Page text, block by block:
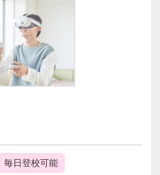
毎日登校可能